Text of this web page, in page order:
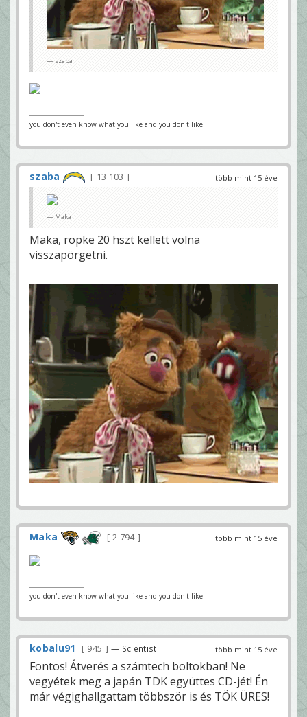
szaba
you don't even know what you like and you don't like
több mint 15 éve
szaba 13 103
Maka
Maka, röpke 20 hszt kellett volna
visszapörgetni.
több mint 15 éve
Maka 2 794
you don't even know what you like and you don't like
több mint 15 éve
kobalu91 945 — Scientist
Fontos! Átverés a számtech boltokban! Ne
vegyétek meg a japán TDK együttes CD-jét! Én
már végighallgattam többször is és TÖK ÜRES!